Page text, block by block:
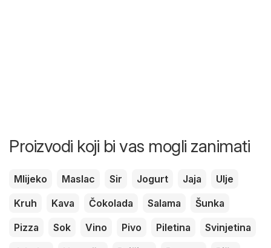
Proizvodi koji bi vas mogli zanimati
Mlijeko Maslac Sir Jogurt Jaja
Ulje
Kruh
Kava Čokolada Salama
Šunka
Pizza
Sok Vino Pivo Piletina
Svinjetina